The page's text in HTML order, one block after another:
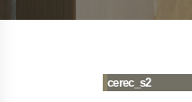
cerec_s2